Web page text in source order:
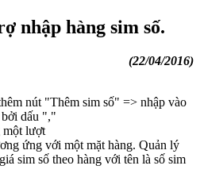
nhập hàng sim số.
(22/04/2016)
nút "Thêm sim số" => nhập vào
bởi dấu ","
một lượt
ứng với một mặt hàng. Quản lý
sim số theo hàng với tên là số sim